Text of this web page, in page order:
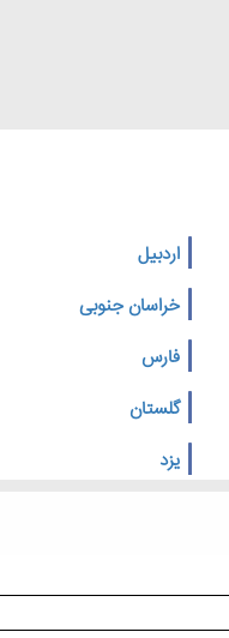
اردبیل
خراسان جنوبی
فارس
گلستان
یزد